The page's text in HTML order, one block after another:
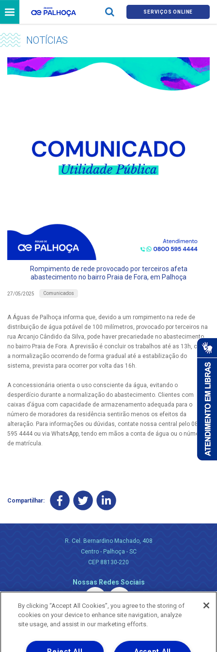
SERVIÇOS ONLINE
NOTÍCIAS
Rompimento de rede provocado por terceiros afeta
abastecimento no bairro Praia de Fora, em Palhoça
27/05/2025 Comunicados
A Águas de Palhoça informa que, devido a um rompimento na rede de
distribuição de água potável de 100 milímetros, provocado por terceiros na
rua Arcanjo Cândido da Silva, pode haver precariedade no abastecimento
no bairro Praia de Fora. A previsão é concluir os trabalhos até as 13h, com
a normalização ocorrendo de forma gradual até a estabilização do
sistema, prevista para ocorrer por volta das 16h.
A concessionária orienta o uso consciente da água, evitando o
desperdício durante a normalização do abastecimento. Clientes com
caixas d’água com capacidade de armazenamento adequada para o
número de moradores da residência sentirão menos os efeitos da
alteração. Para informações ou dúvidas, contate nossa central pelo 0800
595 4444 ou via WhatsApp, tendo em mãos a conta de água ou o número
de matrícula.
Compartilhar:
R. Cel. Bernardino Machado, 408
Centro - Palhoça - SC
CEP 88130-220
Nossas Redes Sociais
By clicking “Accept All Cookies”, you agree to the storing of
cookies on your device to enhance site navigation, analyze
site usage, and assist in our marketing efforts.